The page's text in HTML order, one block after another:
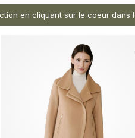
en cliquant sur le coeur dans